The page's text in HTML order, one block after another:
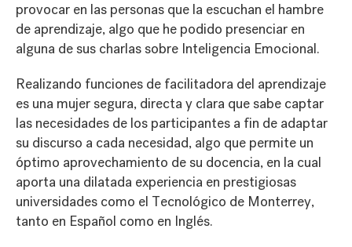
provocar en las personas que la escuchan el hambre
de aprendizaje, algo que he podido presenciar en
alguna de sus charlas sobre Inteligencia Emocional.
Realizando funciones de facilitadora del aprendizaje
es una mujer segura, directa y clara que sabe captar
las necesidades de los participantes a fin de adaptar
su discurso a cada necesidad, algo que permite un
óptimo aprovechamiento de su docencia, en la cual
aporta una dilatada experiencia en prestigiosas
universidades como el Tecnológico de Monterrey,
tanto en Español como en Inglés.